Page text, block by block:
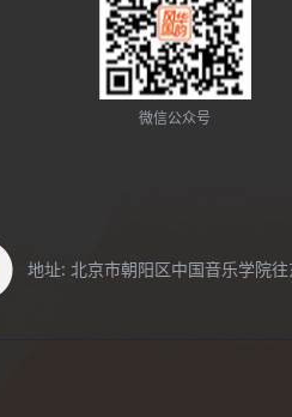
微信公众号
地址: 北京市朝阳区中国音乐学院